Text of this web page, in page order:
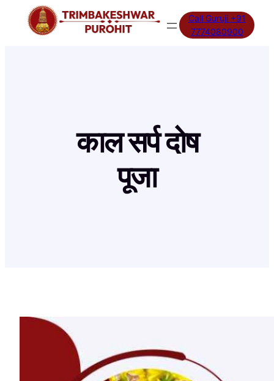
Call Guruji +91
7774080900
काल सर्प दोष
पूजा